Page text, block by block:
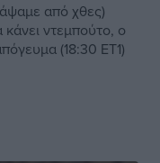
από χθες)
ντεμπούτο, ο
(18:30 ΕΤ1)